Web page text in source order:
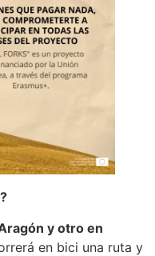
y otro en
en bici una ruta y